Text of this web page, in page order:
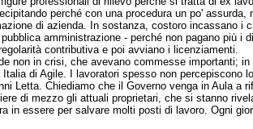
perché con una procedura un po'
di azienda. In sostanza, costoro incassano
amministrazione - perché non pagano più i
contributiva e poi avviano i licenziamenti.
non in crisi, che avevano commesse importanti;
Italia di Agile. I lavoratori spesso non percepiscono
Letta. Chiediamo che il Governo venga in Aula a
di mezzo gli attuali proprietari, che si stanno
in essere per salvare molti posti di lavoro. Ogni